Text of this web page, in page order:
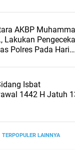
AKBP
Lakukan
Polres Pada Hari
Isbat
1442 H Jatuh
TERPOPULER LAINNYA